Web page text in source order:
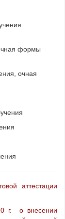
формы
очная
аттестации
г. о внесении